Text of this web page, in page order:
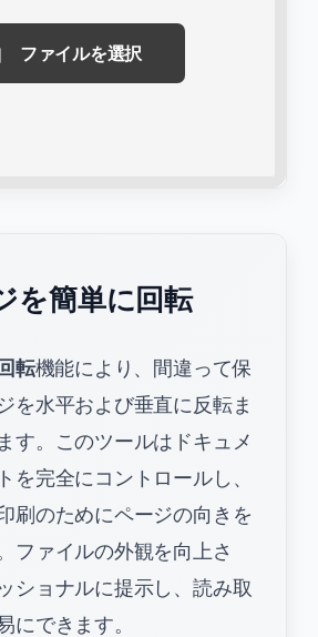
ファイルを選択
を簡単に回転
転機能により、間違って保
を水平および垂直に反転ま
す。このツールはドキュメ
を完全にコントロールし、
刷のためにページの向きを
ファイルの外観を向上さ
ショナルに提示し、読み取
にできます。